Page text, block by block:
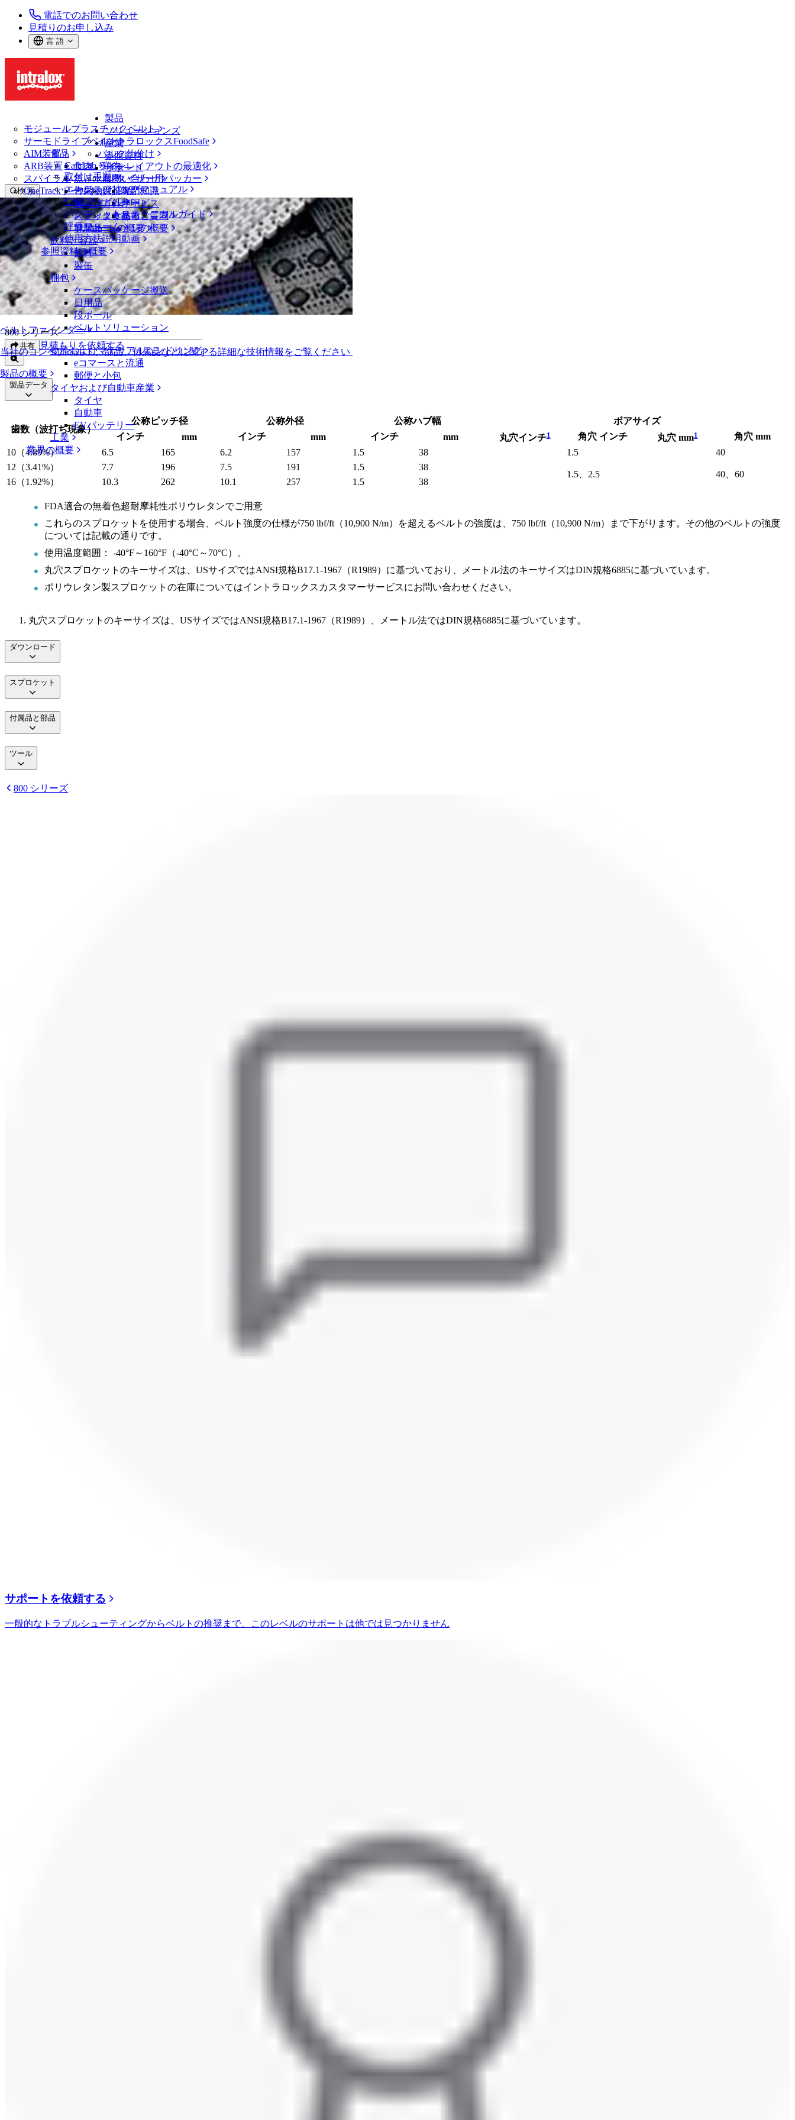
電話でのお問い合わせ
見積りのお申し込み
言 語
製品
モジュールプラスチックベルト
サーモドライブベルト
AIM装置
ARB装置
スパイラル
OneTrackツールおよび部品
ベルトファインダー
当社のコンベアベルト、部品、付属品などに関する詳細な技術情報をご覧ください
製品の概要
ソリューションズ
イントラロックスFoodSafe
バルク仕分け
ラインレイアウトの最適化
パレタイザー用パッカー
専門知識
サービス
技術
ソリューションの概要
産業
食品
食肉、鶏肉
魚と水産物
青果物
製パン
スナック食品
乳製品
飲料と容器
飲料
製缶
梱包
ケースパッケージ搬送
日用品
段ボール
ベルトソリューション
物流およびマテリアルハンドリング
eコマースと流通
郵便と小包
タイヤおよび自動車産業
タイヤ
自動車
EVバッテリー
工業
業界の概要
参照資料
CalcLab
取付け手順
エンジニアリングマニュアル
CADファイル
パンフレット・テクニカルガイド
評価フォーム
使用方法説明動画
参照資料の概要
サポート
お問い合わせ
保証
方針声明
よくあるご質問
サポートの概要
検 索
メニューを開く
ベルトファインダー
ベルトファインダー
モジュールプラスチックベルト
800 シリーズ
超耐摩耗性ポリウレタン（FDA）分割スプロケット
超耐摩耗性ポリウレタン（FDA）分割スプロケット
800 シリーズ
共有 見積もりを依頼する
製品データ
歯数（波打ち現象）
公称ピッチ径 公称外径 公称ハブ幅
ボアサイズ
インチ
mm インチ mm インチ mm 丸穴インチ1 角穴 インチ 丸穴 mm1
角穴 mm
10（4.89%）
6.5 165 6.2 157 1.5 38 1.5
40
12（3.41%）
7.7 196 7.5 191 1.5 38
1.5、2.5 40、60
16（1.92%） 10.3 262 10.1 257 1.5 38
FDA適合の無着色超耐摩耗性ポリウレタンでご用意
これらのスプロケットを使用する場合、ベルト強度の仕様が750 lbf/ft（10,900 N/m）を超えるベルトの強度は、750 lbf/ft（10,900 N/m）まで下がります。その他のベルトの強度
については記載の通りです。
使用温度範囲： -40°F～160°F（-40°C～70°C）。
丸穴スプロケットのキーサイズは、USサイズではANSI規格B17.1-1967（R1989）に基づいており、メートル法のキーサイズはDIN規格6885に基づいています。
ポリウレタン製スプロケットの在庫についてはイントラロックスカスタマーサービスにお問い合わせください。
丸穴スプロケットのキーサイズは、USサイズではANSI規格B17.1-1967（R1989）、メートル法ではDIN規格6885に基づいています。
ダウンロード
スプロケット
付属品と部品
ツール
800 シリーズ
サポートを依頼する
一般的なトラブルシューティングからベルトの推奨まで、このレベルのサポートは他では見つかりません